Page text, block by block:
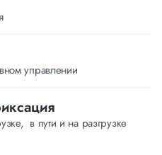
управлении
в пути и на разгрузке